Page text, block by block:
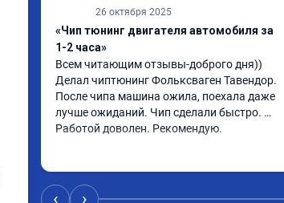
26 октября 2025
«Чип тюнинг двигателя автомобиля за
1-2 часа»
Всем читающим отзывы-доброго дня))
Делал чиптюнинг Фольксваген Тавендор.
После чипа машина ожила, поехала даже
лучше ожиданий. Чип сделали быстро.
Работой доволен. Рекомендую.
‹ ›